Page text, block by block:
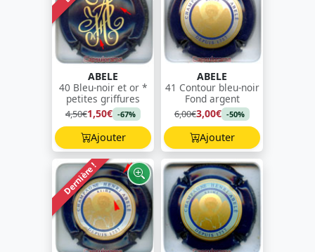
ABELE
40 Bleu-noir et or *
petites griffures
4,50€1,50€ -67%
Ajouter
ABELE
41 Contour bleu-noir
Fond argent
6,00€3,00€ -50%
Ajouter
Dernière !